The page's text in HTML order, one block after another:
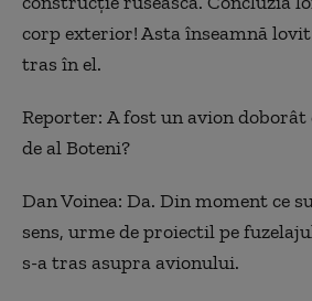
corp exterior! Asta înseamnă lovit
tras în el.
Reporter: A fost un avion
de al Boteni?
Dan Voinea: Da. Din moment ce
sens, urme de proiectil pe
s-a tras asupra avionului.